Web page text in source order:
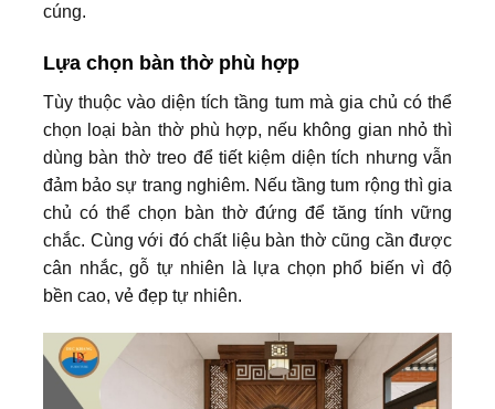
cúng.
Lựa chọn bàn thờ phù hợp
Tùy thuộc vào diện tích tầng tum mà gia chủ có thể
chọn loại bàn thờ phù hợp, nếu không gian nhỏ thì
dùng bàn thờ treo để tiết kiệm diện tích nhưng vẫn
đảm bảo sự trang nghiêm. Nếu tầng tum rộng thì gia
chủ có thể chọn bàn thờ đứng để tăng tính vững
chắc. Cùng với đó chất liệu bàn thờ cũng cần được
cân nhắc, gỗ tự nhiên là lựa chọn phổ biến vì độ
bền cao, vẻ đẹp tự nhiên.